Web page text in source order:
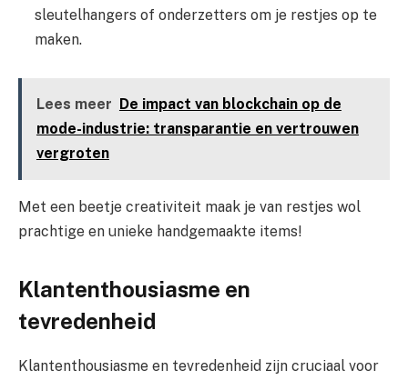
sleutelhangers of onderzetters om je restjes op te
maken.
Lees meer
De impact van blockchain op de
mode-industrie: transparantie en vertrouwen
vergroten
Met een beetje creativiteit maak je van restjes wol
prachtige en unieke handgemaakte items!
Klantenthousiasme en
tevredenheid
Klantenthousiasme en tevredenheid zijn cruciaal voor